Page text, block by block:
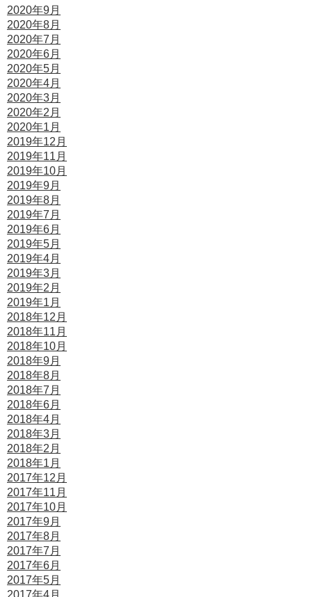
2020年9月
2020年8月
2020年7月
2020年6月
2020年5月
2020年4月
2020年3月
2020年2月
2020年1月
2019年12月
2019年11月
2019年10月
2019年9月
2019年8月
2019年7月
2019年6月
2019年5月
2019年4月
2019年3月
2019年2月
2019年1月
2018年12月
2018年11月
2018年10月
2018年9月
2018年8月
2018年7月
2018年6月
2018年4月
2018年3月
2018年2月
2018年1月
2017年12月
2017年11月
2017年10月
2017年9月
2017年8月
2017年7月
2017年6月
2017年5月